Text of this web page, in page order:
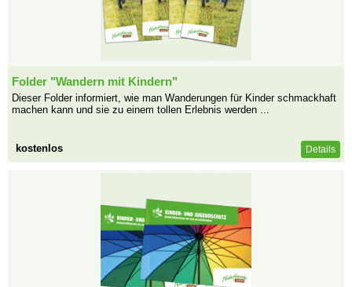
Folder "Wandern mit Kindern"
Dieser Folder informiert, wie man Wanderungen für Kinder schmackhaft
machen kann und sie zu einem tollen Erlebnis werden ...
kostenlos Details